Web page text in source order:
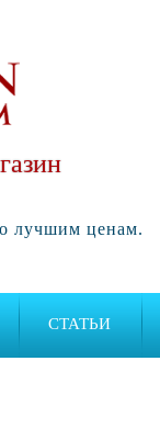
лучшим ценам.
СТАТЬИ